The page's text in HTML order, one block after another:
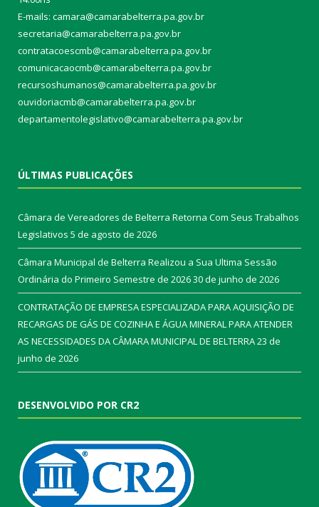
E-mails: camara@camarabelterra.pa.gov.br
secretaria@camarabelterra.pa.gov.br
contratacoescmb@camarabelterra.pa.gov.br
comunicacaocmb@camarabelterra.pa.gov.br
recursoshumanos@camarabelterra.pa.gov.br
ouvidoriacmb@camarabelterra.pa.gov.br
departamentolegislativo@camarabelterra.pa.gov.br
ÚLTIMAS PUBLICAÇÕES
Câmara de Vereadores de Belterra Retorna Com Seus Trabalhos
Legislativos 5 de agosto de 2026
Câmara Municipal de Belterra Realizou a Sua Ultima Sessão
Ordinária do Primeiro Semestre de 202630 de junho de 2026
CONTRATAÇÃO DE EMPRESA ESPECIALIZADA PARA AQUISIÇÃO DE
RECARGAS DE GÁS DE COZINHA E ÁGUA MINERAL PARA ATENDER
AS NECESSIDADES DA CÂMARA MUNICIPAL DE BELTERRA23 de
junho de 2026
DESENVOLVIDO POR CR2